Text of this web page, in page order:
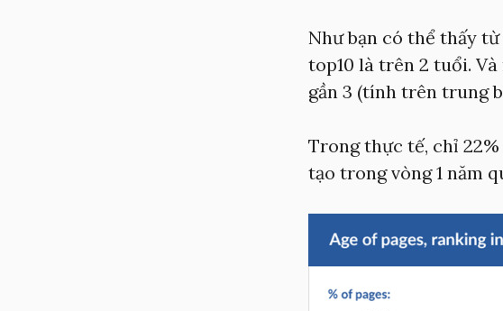
Như bạn có thể thấy
top10 là trên 2 tuổi.
gần 3 (tính trên trung
Trong thực tế, chỉ
tạo trong vòng 1 năm